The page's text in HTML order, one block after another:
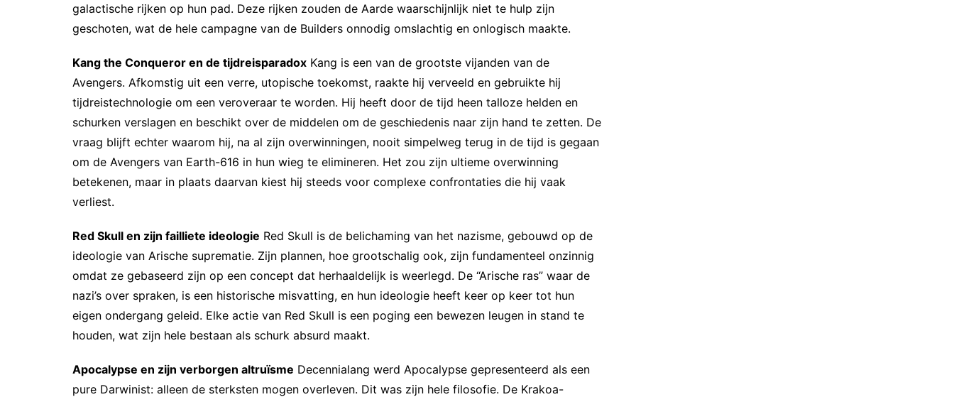
galactische rijken op hun pad. Deze rijken zouden de Aarde waarschijnlijk niet te hulp zijn
geschoten, wat de hele campagne van de Builders onnodig omslachtig en onlogisch maakte.
Kang the Conqueror en de tijdreisparadox Kang is een van de grootste vijanden van de
Avengers. Afkomstig uit een verre, utopische toekomst, raakte hij verveeld en gebruikte hij
tijdreistechnologie om een veroveraar te worden. Hij heeft door de tijd heen talloze helden en
schurken verslagen en beschikt over de middelen om de geschiedenis naar zijn hand te zetten. De
vraag blijft echter waarom hij, na al zijn overwinningen, nooit simpelweg terug in de tijd is gegaan
om de Avengers van Earth-616 in hun wieg te elimineren. Het zou zijn ultieme overwinning
betekenen, maar in plaats daarvan kiest hij steeds voor complexe confrontaties die hij vaak
verliest.
Red Skull en zijn failliete ideologie Red Skull is de belichaming van het nazisme, gebouwd op de
ideologie van Arische suprematie. Zijn plannen, hoe grootschalig ook, zijn fundamenteel onzinnig
omdat ze gebaseerd zijn op een concept dat herhaaldelijk is weerlegd. De “Arische ras” waar de
nazi’s over spraken, is een historische misvatting, en hun ideologie heeft keer op keer tot hun
eigen ondergang geleid. Elke actie van Red Skull is een poging een bewezen leugen in stand te
houden, wat zijn hele bestaan als schurk absurd maakt.
Apocalypse en zijn verborgen altruïsme Decennialang werd Apocalypse gepresenteerd als een
pure Darwinist: alleen de sterksten mogen overleven. Dit was zijn hele filosofie. De Krakoa-